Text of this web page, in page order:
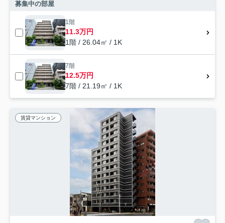
募集中の部屋
1階
11.3万円
1階 / 26.04㎡ / 1K
7階
12.5万円
7階 / 21.19㎡ / 1K
賃貸マンション